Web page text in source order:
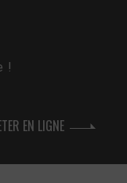
!
EN LIGNE